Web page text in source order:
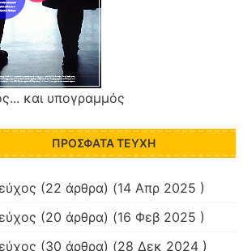
και υπογραμμός
ΠΡΌΣΦΑΤΑ ΤΕΎΧΗ
(22 άρθρα) (14 Απρ 2025 )
(20 άρθρα) (16 Φεβ 2025 )
(30 άρθρα) (28 Δεκ 2024 )